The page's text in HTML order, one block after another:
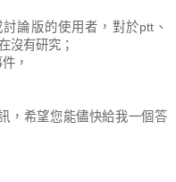
論版的使用者，對於ptt、
沒有研究；
，
，希望您能儘快給我一個答